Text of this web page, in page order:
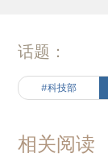
话题：
#科技部
相关阅读